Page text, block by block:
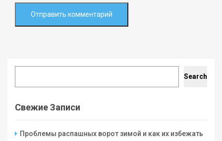
Search
Свежие Записи
Проблемы распашных ворот зимой и как их избежать